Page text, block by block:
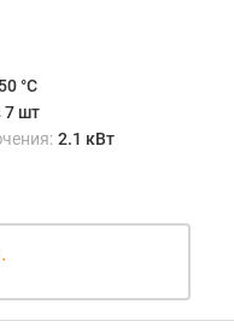
°C
шт
2.1 кВт